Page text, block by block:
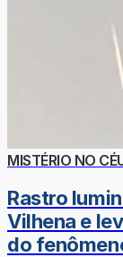
MISTÉRIO NO
Rastro
Vilhena e
do